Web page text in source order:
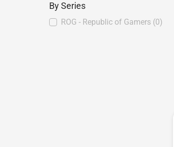
By Series
ROG - Republic of Gamers (0)